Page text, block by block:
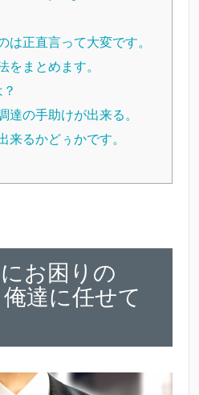
は正直言って大変です。
をまとめます。
達の手助けが出来る。
来るかどぅかです。
お困りの
達に任せて